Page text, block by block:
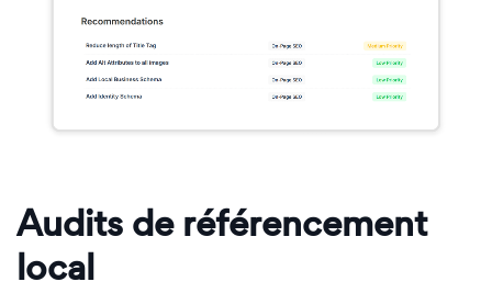
Audits de référencement
local